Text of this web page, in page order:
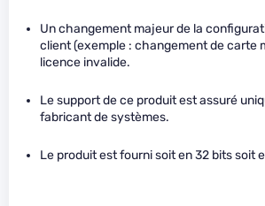
Un changement majeur de la
client (exemple : changement de carte
licence invalide.
Le support de ce produit est assuré
fabricant de systèmes.
Le produit est fourni soit en 32 bits soit